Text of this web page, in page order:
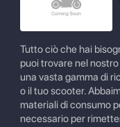
Tutto ciò che hai
puoi trovare nel
una vasta gamma di
o il tuo scooter.
materiali di consumo
necessario per